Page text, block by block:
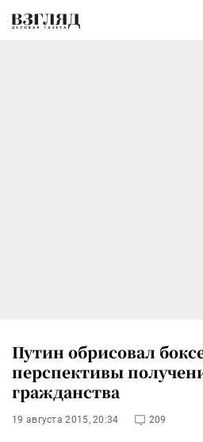
Путин обрисовал
перспективы
гражданства
19 августа 2015, 20:34 209